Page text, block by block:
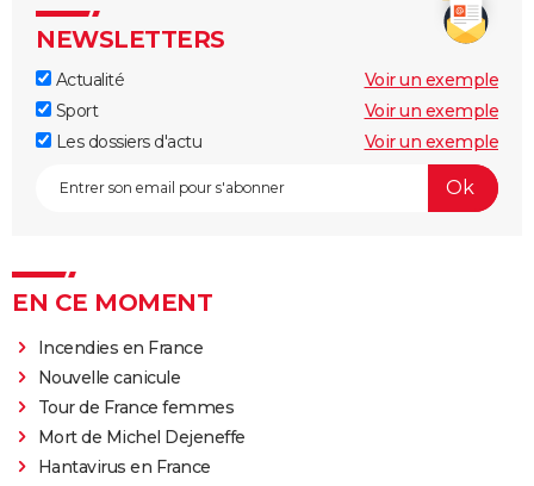
NEWSLETTERS
Actualité
Voir un exemple
Sport
Voir un exemple
Les dossiers d'actu
Voir un exemple
EN CE MOMENT
Incendies en France
Nouvelle canicule
Tour de France femmes
Mort de Michel Dejeneffe
Hantavirus en France